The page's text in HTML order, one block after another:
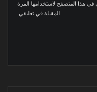
في هذا المتصفح لاستخدامها المرة
المقبلة في تعليقي.